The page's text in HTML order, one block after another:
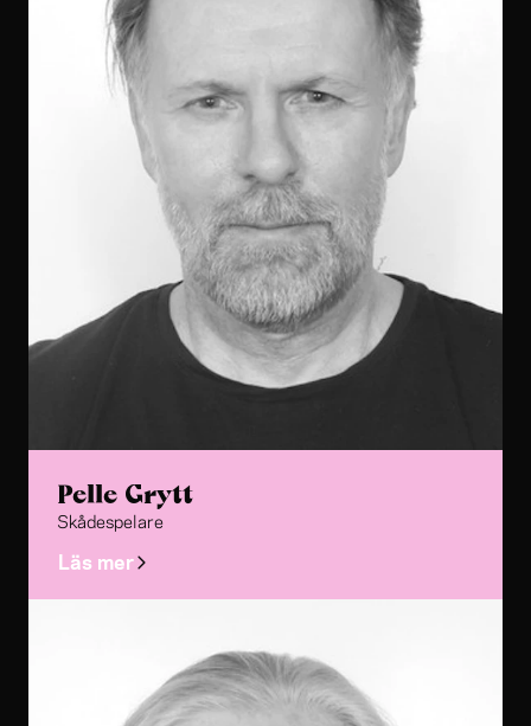
Pelle Grytt
Skådespelare
Läs mer